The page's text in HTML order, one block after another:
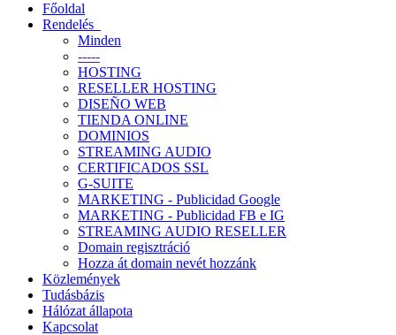
Főoldal
Rendelés
Minden
-----
HOSTING
RESELLER HOSTING
DISEÑO WEB
TIENDA ONLINE
DOMINIOS
STREAMING AUDIO
CERTIFICADOS SSL
G-SUITE
MARKETING - Publicidad Google
MARKETING - Publicidad FB e IG
STREAMING AUDIO RESELLER
Domain regisztráció
Hozza át domain nevét hozzánk
Közlemények
Tudásbázis
Hálózat állapota
Kapcsolat